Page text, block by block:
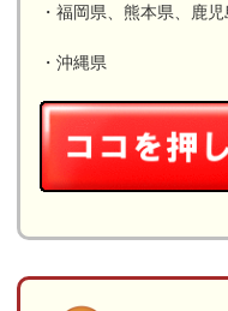
・福岡県、熊本県、鹿児
・沖縄県